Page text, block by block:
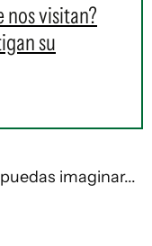
nos visitan?
su
imaginar...